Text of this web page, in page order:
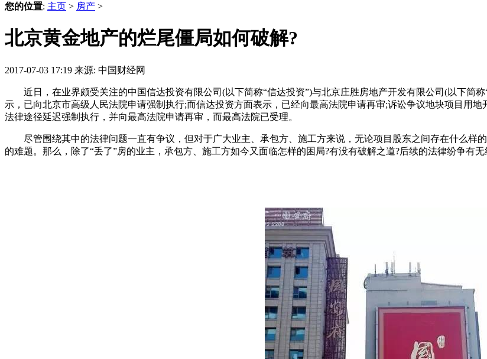
您的位置: 主页 > 房产 >
北京黄金地产的烂尾僵局如何破解?
2017-07-03 17:19 来源: 中国财经网
近日，在业界颇受关注的中国信达投资有限公司(以下简称“信达投资”)与北京庄胜房地产开发有限公司(以下简
示，已向北京市高级人民法院申请强制执行;而信达投资方面表示，已经向最高法院申请再审;诉讼争议地块项目用
法律途径延迟强制执行，并向最高法院申请再审，而最高法院已受理。
尽管围绕其中的法律问题一直有争议，但对于广大业主、承包方、施工方来说，无论项目股东之间存在什么样
的难题。那么，除了“丢了”房的业主，承包方、施工方如今又面临怎样的困局?有没有破解之道?后续的法律纷争有无